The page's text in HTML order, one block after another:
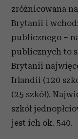
zróżnicowana
Brytanii i
publicznego –
publicznych to
Brytanii
Irlandii (120
(25 szkół).
szkół
jest ich ok. 540.